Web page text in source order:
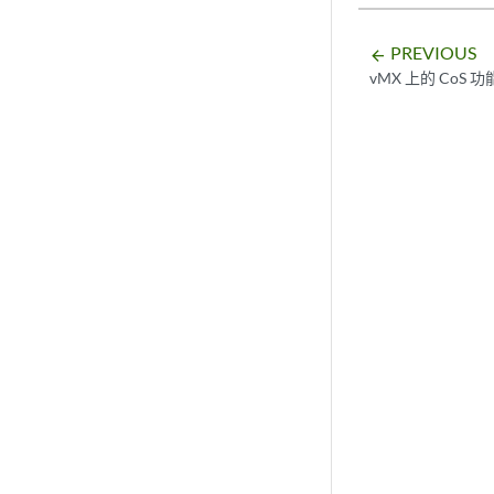
arrow_backward PREVIOUS
vMX 上的 CoS 功